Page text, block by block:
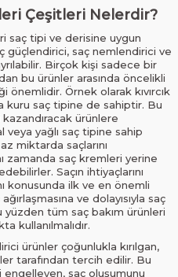
Çeşitleri Nelerdir?
saç tipi ve derisine uygun
güçlendirici, saç nemlendirici ve
Birçok kişi sadece bir
bu ürünler arasında öncelikli
Örnek olarak kıvırcık
kuru saç tipine de sahiptir. Bu
ürünlere
veya yağlı saç tipine sahip
miktarda saçlarını
zamanda saç kremleri yerine
Saçın ihtiyaçlarını
konusunda ilk ve en önemli
ve dolayısıyla saç
tüm saç bakım ürünleri
kullanılmalıdır.
ürünler çoğunlukla kırılgan,
tarafından tercih edilir. Bu
engelleyen, saç oluşumunu